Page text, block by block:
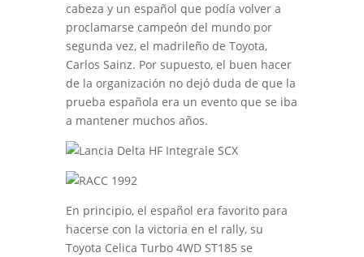
cabeza y un español que podía volver a
proclamarse campeón del mundo por
segunda vez, el madrileño de Toyota,
Carlos Sainz. Por supuesto, el buen hacer
de la organización no dejó duda de que la
prueba española era un evento que se iba
a mantener muchos años.
En principio, el español era favorito para
hacerse con la victoria en el rally, su
Toyota Celica Turbo 4WD ST185 se